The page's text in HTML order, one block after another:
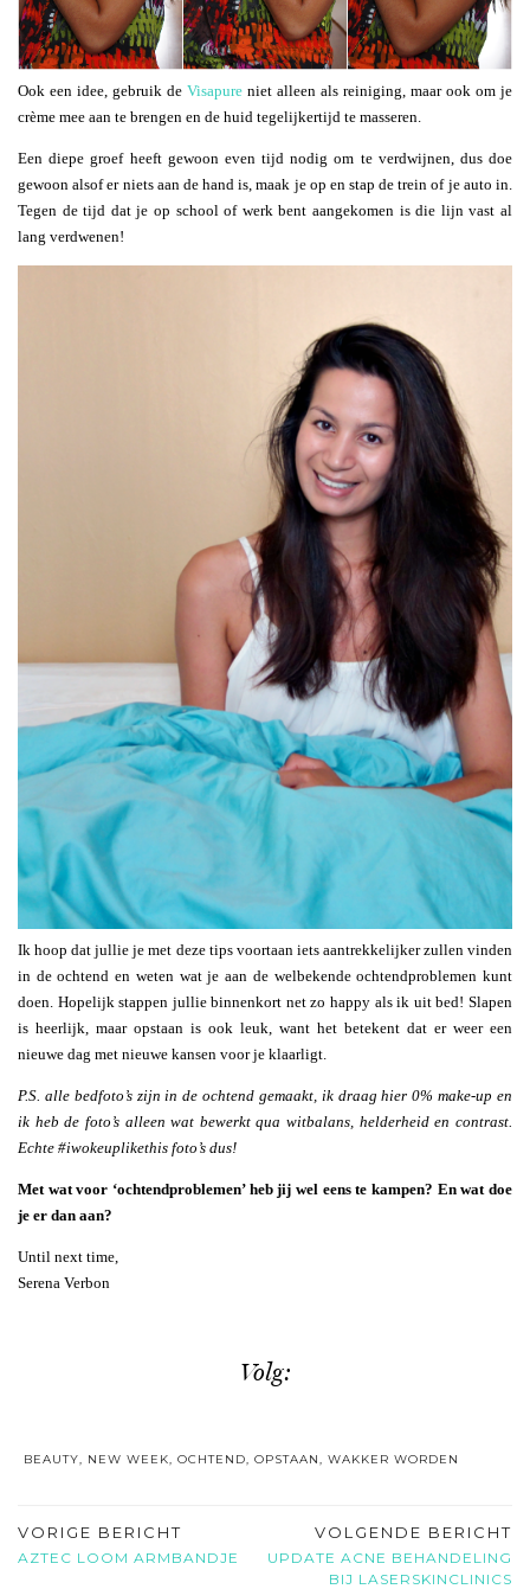
Ook een idee, gebruik de Visapure niet alleen als reiniging, maar ook om je
crème mee aan te brengen en de huid tegelijkertijd te masseren.
Een diepe groef heeft gewoon even tijd nodig om te verdwijnen, dus doe
gewoon alsof er niets aan de hand is, maak je op en stap de trein of je auto in.
Tegen de tijd dat je op school of werk bent aangekomen is die lijn vast al
lang verdwenen!
Ik hoop dat jullie je met deze tips voortaan iets aantrekkelijker zullen vinden
in de ochtend en weten wat je aan de welbekende ochtendproblemen kunt
doen. Hopelijk stappen jullie binnenkort net zo happy als ik uit bed! Slapen
is heerlijk, maar opstaan is ook leuk, want het betekent dat er weer een
nieuwe dag met nieuwe kansen voor je klaarligt.
P.S. alle bedfoto’s zijn in de ochtend gemaakt, ik draag hier 0% make-up en
ik heb de foto’s alleen wat bewerkt qua witbalans, helderheid en contrast.
Echte #iwokeuplikethis foto’s dus!
Met wat voor ‘ochtendproblemen’ heb jij wel eens te kampen? En wat doe
je er dan aan?
Until next time,
Serena Verbon
Volg:
BEAUTY NEW WEEK OCHTEND OPSTAAN WAKKER WORDEN
VORIGE BERICHT
AZTEC LOOM ARMBANDJE
VOLGENDE BERICHT
UPDATE ACNE BEHANDELING
BIJ LASERSKINCLINICS